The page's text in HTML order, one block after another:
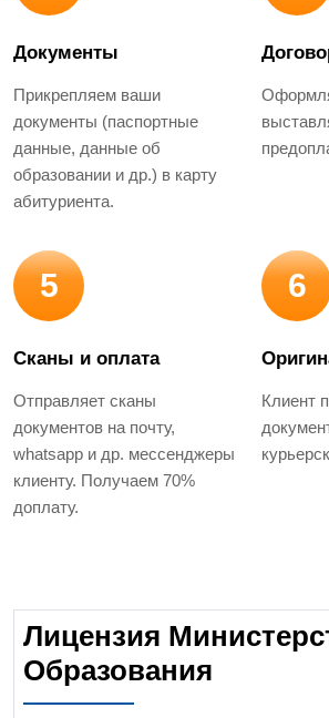
Документы
Прикрепляем ваши
документы (паспортные
данные, данные об
образовании и др.) в карту
абитуриента.
5
Сканы и оплата
Отправляет сканы
документов на почту,
whatsapp и др. мессенджеры
клиенту. Получаем 70%
доплату.
6
Клиент
Лицензия
Образования